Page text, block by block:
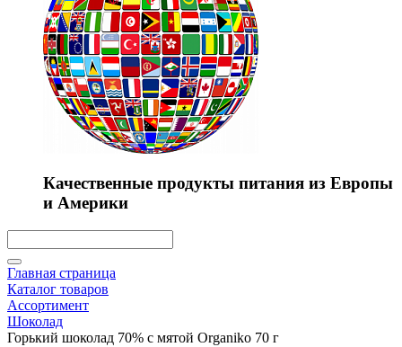
Качественные продукты питания из Европы
и Америки
Главная страница
Каталог товаров
Ассортимент
Шоколад
Горький шоколад 70% с мятой Organiko 70 г